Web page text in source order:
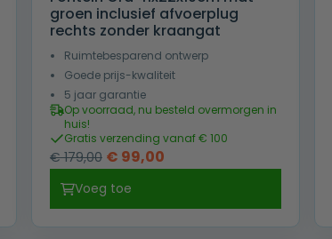
groen inclusief afvoerplug
rechts zonder kraangat
Ruimtebesparend ontwerp
Goede prijs-kwaliteit
5 jaar garantie
Op voorraad, nu besteld overmorgen in
huis!
Gratis verzending vanaf € 100
€179,00 Oorspronkelijke
was:
€ 179,00.
€ 99,00Huidige
€ 99,00.
Voeg toe